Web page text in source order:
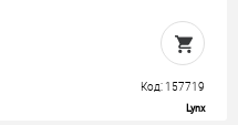
Код: 157719
Lynx